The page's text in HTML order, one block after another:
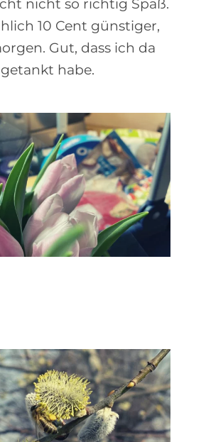
nicht so richtig Spaß.
10 Cent günstiger,
Gut, dass ich da
habe.